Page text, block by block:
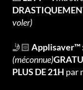
voler)
🤳🏻 Applisaver™
(méconnue)
PLUS DE 21H par